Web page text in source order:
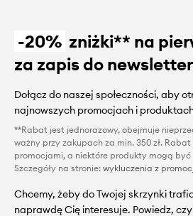
-20% zniżki** na
za zapis do
Dołącz do naszej społeczności, aby
najnowszych promocjach i
**Rabat jest jednorazowy, obejmuje
ważny przy zakupach za min. 350 zł. Rabat
promocjami, a niektóre produkty mogą być
Szczegóły na stronie: wykluczenia z
Chcemy, żeby do Twojej skrzynki
naprawdę Cię interesuje. Powiedz,